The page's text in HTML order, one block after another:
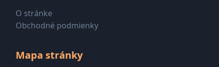
O stránke
Obchodné podmienky
Mapa stránky